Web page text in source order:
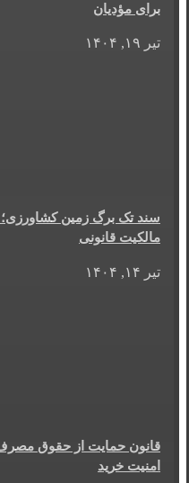
برای مؤدیان
تیر ۱۹, ۱۴۰۴
سند تک برگ زمین کشاورزی؛
مالکیت قانونی
تیر ۱۴, ۱۴۰۴
قانون حمایت از حقوق
امنیت خرید